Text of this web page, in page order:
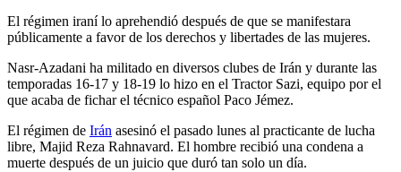
El régimen iraní lo aprehendió después de que se manifestara
públicamente a favor de los derechos y libertades de las mujeres.
Nasr-Azadani ha militado en diversos clubes de Irán y durante las
temporadas 16-17 y 18-19 lo hizo en el Tractor Sazi, equipo por el
que acaba de fichar el técnico español Paco Jémez.
El régimen de Irán asesinó el pasado lunes al practicante de lucha
libre, Majid Reza Rahnavard. El hombre recibió una condena a
muerte después de un juicio que duró tan solo un día.